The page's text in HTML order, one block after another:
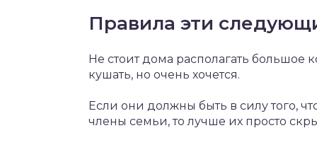
Правила эти
Не стоит дома располагать большое
кушать, но очень хочется.
Если они должны быть в силу того,
члены семьи, то лучше их просто